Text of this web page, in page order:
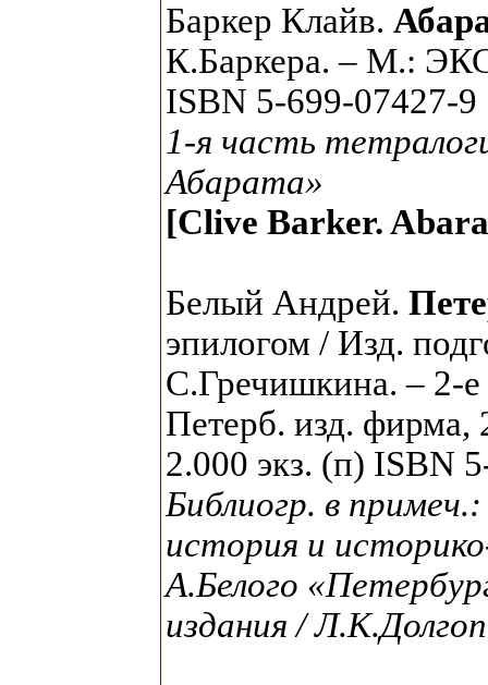
Баркер Клайв.
К.Баркера. – М.:
ISBN 5-699-07427-9
1-я часть
Абарата»
[Clive Barker.
Белый Андрей.
эпилогом / Изд.
С.Гречишкина. – 2-
Петерб. изд. фирма,
2.000 экз. (п) ISBN
Библиогр. в
история и
А.Белого
издания /